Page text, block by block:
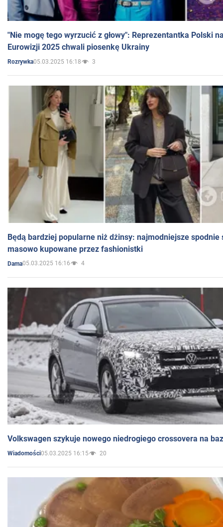
"Nie mogę tego wyrzucić z głowy": Reprezentantka Polski
Eurowizji 2025 chwali piosenkę Ukrainy
Rozrywka05.03.2025 16:18 3
Będą bardziej popularne niż dżinsy: najmodniejsze spodnie
masowo kupowane przez fashionistki
Dama05.03.2025 16:16 4
Volkswagen szykuje nowego niedrogiego crossovera na
Wiadomości05.03.2025 16:15 20